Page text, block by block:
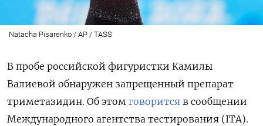
Natacha Pisarenko / AP / TASS
В пробе российской фигуристки Камилы
Валиевой обнаружен запрещенный препарат
триметазидин. Об этом говорится в сообщении
Международного агентства тестирования (ITA).